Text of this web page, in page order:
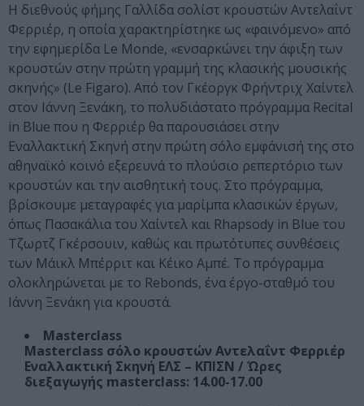
H διεθνούς φήμης Γαλλίδα σολίστ κρουστών Αντελαΐντ
Φερριέρ, η οποία χαρακτηρίστηκε ως «φαινόμενο» από
την εφημερίδα Le Monde, «ενσαρκώνει την άφιξη των
κρουστών στην πρώτη γραμμή της κλασικής μουσικής
σκηνής» (Le Figaro). Από τον Γκέοργκ Φρήντριχ Χαίντελ
στον Ιάννη Ξενάκη, το πολυδιάστατο πρόγραμμα Recital
in Blue που η Φερριέρ θα παρουσιάσει στην
Εναλλακτική Σκηνή στην πρώτη σόλο εμφάνισή της στο
αθηναϊκό κοινό εξερευνά το πλούσιο ρεπερτόριο των
κρουστών και την αισθητική τους. Στο πρόγραμμα,
βρίσκουμε μεταγραφές για μαρίμπα κλασικών έργων,
όπως Πασακάλια του Χαίντελ και Rhapsody in Blue του
Τζωρτζ Γκέρσουιν, καθώς και πρωτότυπες συνθέσεις
των Μάικλ Μπέρριτ και Κέικο Αμπέ. Το πρόγραμμα
ολοκληρώνεται με το Rebonds, ένα έργο-σταθμό του
Ιάννη Ξενάκη για κρουστά.
Masterclass
Masterclass σόλο κρουστών Αντελαΐντ Φερριέρ
Εναλλακτική Σκηνή ΕΛΣ – ΚΠΙΣΝ / Ώρες
διεξαγωγής masterclass: 14.00-17.00